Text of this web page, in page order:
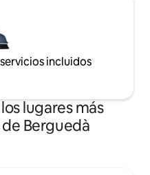
incluidos
lugares más
Berguedà